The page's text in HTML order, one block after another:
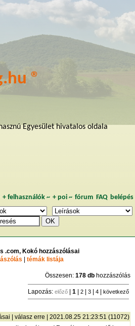
®
Egyesület hivatalos oldala
+ felhasználók~ + poi~ fórum FAQ belépés
.com, Kokó hozzászólásai
témák listája
Összesen:178 db hozzászólás
Lapozás:előző |1 2 3 4 |következő
|válasz erre | 2021.08.25 21:23:51 (11072)